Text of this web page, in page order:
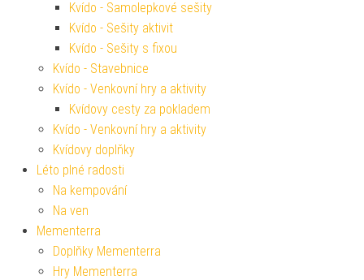
Kvído - Samolepkové sešity
Kvído - Sešity aktivit
Kvído - Sešity s fixou
Kvído - Stavebnice
Kvído - Venkovní hry a aktivity
Kvídovy cesty za pokladem
Kvído - Venkovní hry a aktivity
Kvídovy doplňky
Léto plné radosti
Na kempování
Na ven
Mementerra
Doplňky Mementerra
Hry Mementerra